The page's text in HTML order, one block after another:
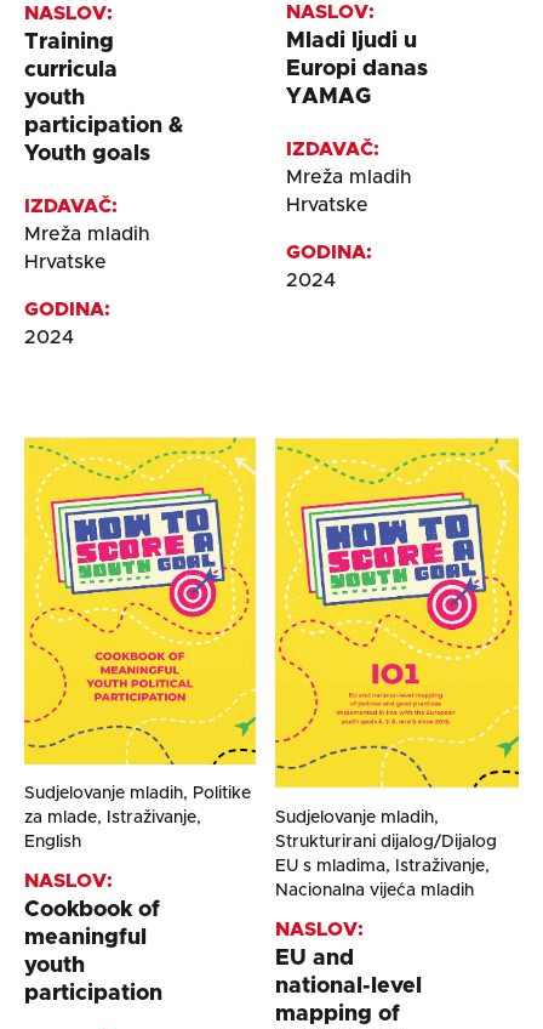
NASLOV:
Training
curricula
youth
participation &
Youth goals
IZDAVAČ:
Mreža mladih
Hrvatske
GODINA:
2024
NASLOV:
Mladi ljudi u
Europi danas
YAMAG
IZDAVAČ:
Mreža mladih
Hrvatske
GODINA:
2024
Sudjelovanje mladih, Politike
za mlade, Istraživanje,
English
NASLOV:
Cookbook of
meaningful
youth
participation
Sudjelovanje mladih,
Strukturirani dijalog/Dijalog
EU s mladima, Istraživanje,
Nacionalna vijeća mladih
NASLOV:
EU and
national-level
mapping of